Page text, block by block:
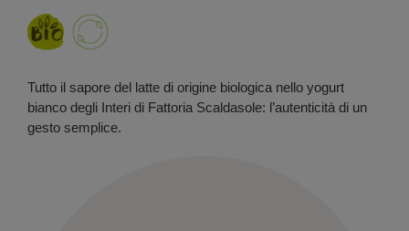
Tutto il sapore del latte di origine biologica nello yogurt
bianco degli Interi di Fattoria Scaldasole: l’autenticità di un
gesto semplice.